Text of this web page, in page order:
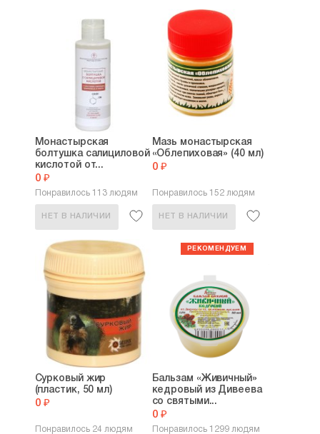
Монастырская
болтушка салициловой
кислотой от...
0 ₽
Понравилось 113 людям
НЕТ В НАЛИЧИИ
Мазь монастырская
«Облепиховая» (40 мл)
0 ₽
Понравилось 152 людям
НЕТ В НАЛИЧИИ
Сурковый жир
(пластик, 50 мл)
0 ₽
Понравилось 24 людям
Бальзам «Живичный»
кедровый из Дивеева
со святыми...
0 ₽
Понравилось 1299 людям